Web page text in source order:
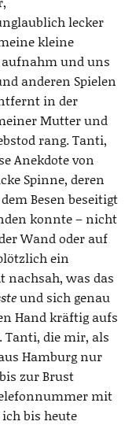
lecker
kleine
aufnahm und uns
anderen Spielen
in der
Mutter und
rang. Tanti,
Anekdote von
Spinne, deren
Besen beseitigt
konnte – nicht
Wand oder auf
ein
nachsah, was das
und sich genau
Hand kräftig aufs
Tanti, die mir, als
Hamburg nur
zur Brust
mit
bis heute